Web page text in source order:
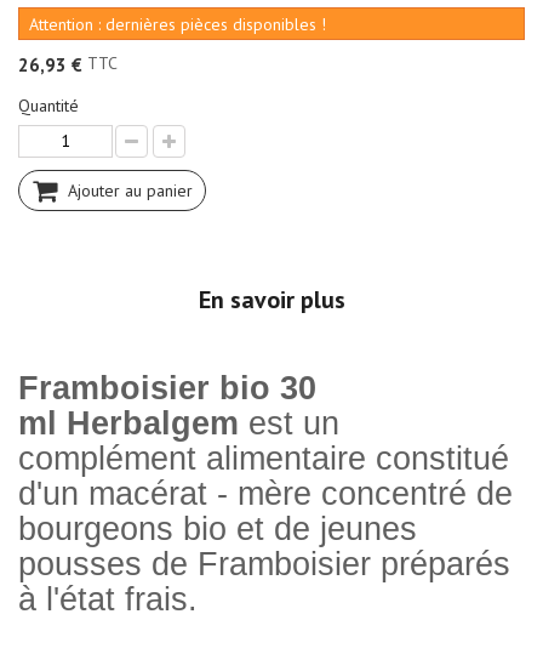
Attention : dernières pièces disponibles !
26,93 € TTC
Quantité
Ajouter au panier
En savoir plus
Framboisier bio 30
ml Herbalgem est un
complément alimentaire constitué
d'un macérat - mère concentré de
bourgeons bio et de jeunes
pousses de Framboisier préparés
à l'état frais.